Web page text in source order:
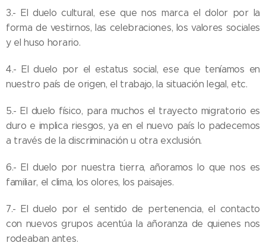
3.- El duelo cultural, ese que nos marca el dolor por la
forma de vestirnos, las celebraciones, los valores sociales
y el huso horario.
4.- El duelo por el estatus social, ese que teníamos en
nuestro país de origen, el trabajo, la situación legal, etc.
5.- El duelo físico, para muchos el trayecto migratorio es
duro e implica riesgos, ya en el nuevo país lo padecemos
a través de la discriminación u otra exclusión.
6.- El duelo por nuestra tierra, añoramos lo que nos es
familiar, el clima, los olores, los paisajes.
7.- El duelo por el sentido de pertenencia, el contacto
con nuevos grupos acentúa la añoranza de quienes nos
rodeaban antes.